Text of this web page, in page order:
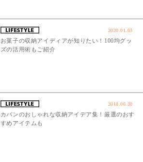
2020.01.03
お菓子の収納アイディアが知りたい！100均グッ
ズの活用術もご紹介
2018.06.30
カバンのおしゃれな収納アイデア集！厳選のおす
すめアイテムも